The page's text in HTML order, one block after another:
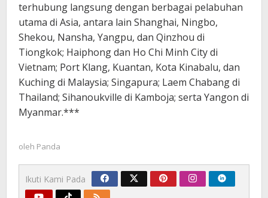
terhubung langsung dengan berbagai pelabuhan
utama di Asia, antara lain Shanghai, Ningbo,
Shekou, Nansha, Yangpu, dan Qinzhou di
Tiongkok; Haiphong dan Ho Chi Minh City di
Vietnam; Port Klang, Kuantan, Kota Kinabalu, dan
Kuching di Malaysia; Singapura; Laem Chabang di
Thailand; Sihanoukville di Kamboja; serta Yangon di
Myanmar.***
oleh Panda
Ikuti Kami Pada